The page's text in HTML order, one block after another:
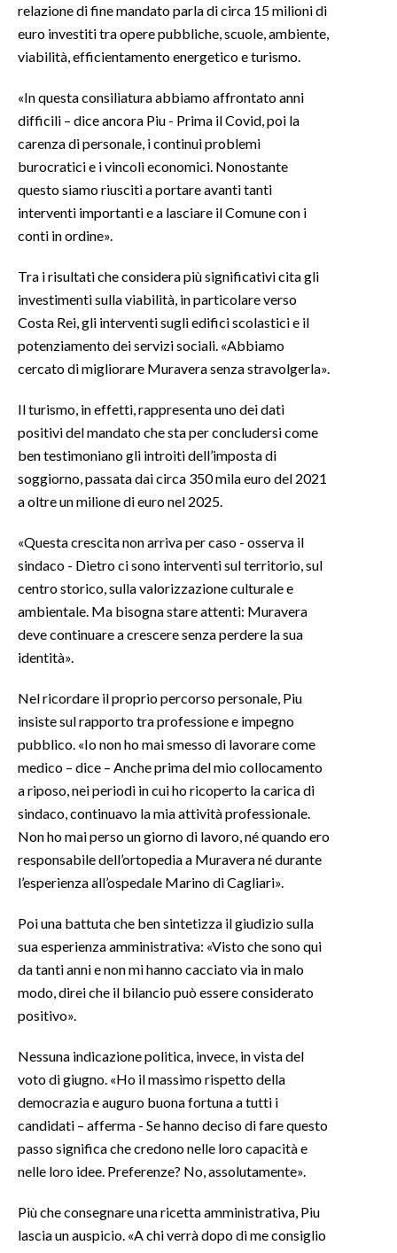
relazione di fine mandato parla di circa 15 milioni di
euro investiti tra opere pubbliche, scuole, ambiente,
viabilità, efficientamento energetico e turismo.
«In questa consiliatura abbiamo affrontato anni
difficili – dice ancora Piu - Prima il Covid, poi la
carenza di personale, i continui problemi
burocratici e i vincoli economici. Nonostante
questo siamo riusciti a portare avanti tanti
interventi importanti e a lasciare il Comune con i
conti in ordine».
Tra i risultati che considera più significativi cita gli
investimenti sulla viabilità, in particolare verso
Costa Rei, gli interventi sugli edifici scolastici e il
potenziamento dei servizi sociali. «Abbiamo
cercato di migliorare Muravera senza stravolgerla».
Il turismo, in effetti, rappresenta uno dei dati
positivi del mandato che sta per concludersi come
ben testimoniano gli introiti dell’imposta di
soggiorno, passata dai circa 350 mila euro del 2021
a oltre un milione di euro nel 2025.
«Questa crescita non arriva per caso - osserva il
sindaco - Dietro ci sono interventi sul territorio, sul
centro storico, sulla valorizzazione culturale e
ambientale. Ma bisogna stare attenti: Muravera
deve continuare a crescere senza perdere la sua
identità».
Nel ricordare il proprio percorso personale, Piu
insiste sul rapporto tra professione e impegno
pubblico. «Io non ho mai smesso di lavorare come
medico – dice – Anche prima del mio collocamento
a riposo, nei periodi in cui ho ricoperto la carica di
sindaco, continuavo la mia attività professionale.
Non ho mai perso un giorno di lavoro, né quando ero
responsabile dell’ortopedia a Muravera né durante
l’esperienza all’ospedale Marino di Cagliari».
Poi una battuta che ben sintetizza il giudizio sulla
sua esperienza amministrativa: «Visto che sono qui
da tanti anni e non mi hanno cacciato via in malo
modo, direi che il bilancio può essere considerato
positivo».
Nessuna indicazione politica, invece, in vista del
voto di giugno. «Ho il massimo rispetto della
democrazia e auguro buona fortuna a tutti i
candidati – afferma - Se hanno deciso di fare questo
passo significa che credono nelle loro capacità e
nelle loro idee. Preferenze? No, assolutamente».
Più che consegnare una ricetta amministrativa, Piu
lascia un auspicio. «A chi verrà dopo di me consiglio